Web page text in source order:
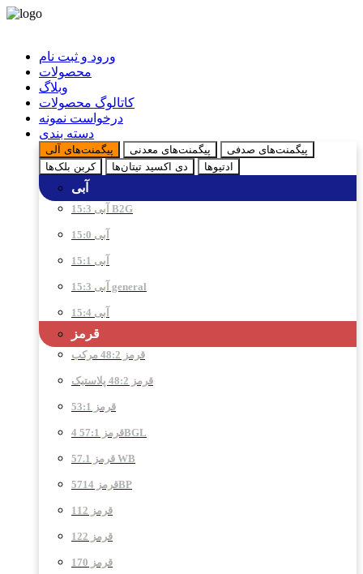
ورود و ثبت نام
محصولات
وبلاگ
کاتالوگ محصولات
درخواست نمونه
دسته بندی
پیگمنت‌های آلی پیگمنت‌های معدنی
پیگمنت‌های صدفی
کربن بلک‌ها
دی اکسید تیتان‌ها ادتیو‌ها
آبی
آبی 15:3 B2G
آبی 15:0
آبی 15:1
آبی 15:3 general
آبی 15:4
قرمز
قرمز 48:2 مرکب
قرمز 48:2 پلاستیک
قرمز 53:1
قرمز 57:1 4BGL
قرمز 57.1 WB
قرمز 5714BP
قرمز 112
قرمز 122
قرمز 170